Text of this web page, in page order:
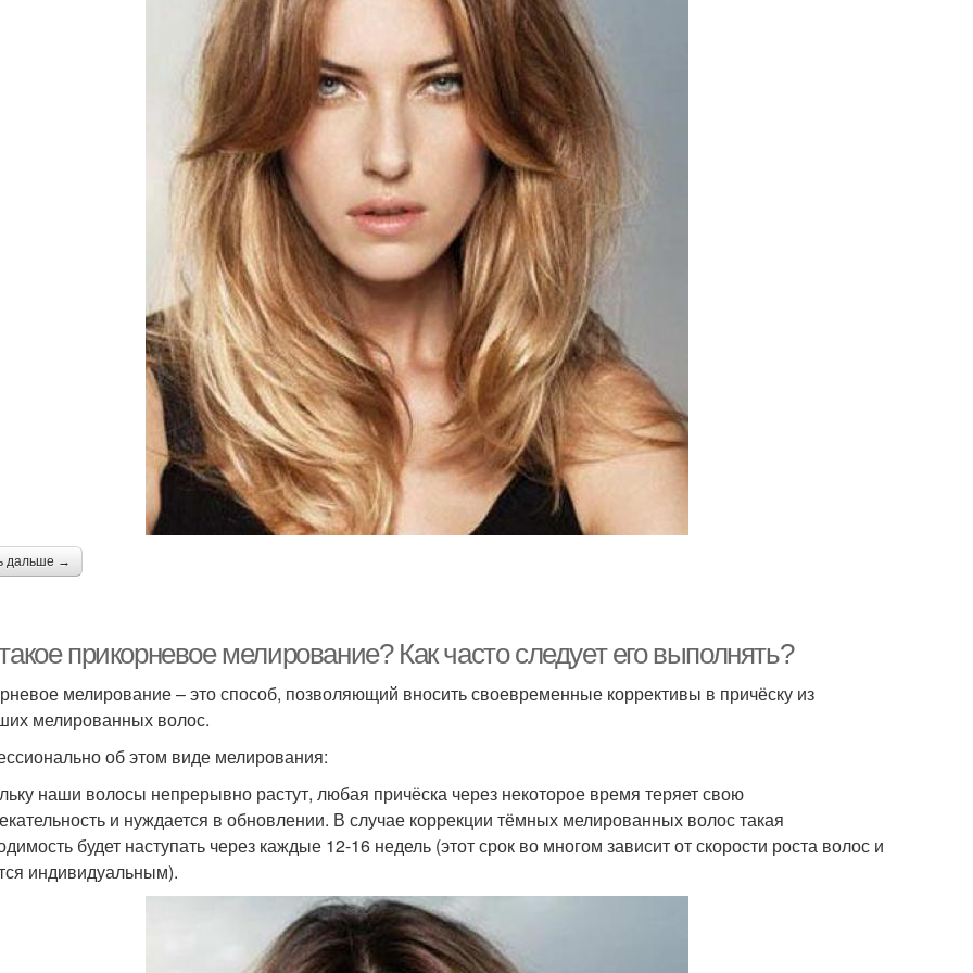
дальше →
прикорневое мелирование? Как часто следует его выполнять?
мелирование – это способ, позволяющий вносить своевременные коррективы в причёску из
мелированных волос.
об этом виде мелирования:
наши волосы непрерывно растут, любая причёска через некоторое время теряет свою
и нуждается в обновлении. В случае коррекции тёмных мелированных волос такая
будет наступать через каждые 12-16 недель (этот срок во многом зависит от скорости роста волос и
индивидуальным).